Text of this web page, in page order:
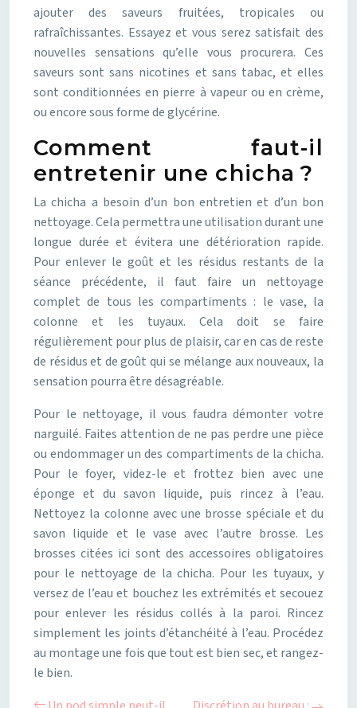
ajouter des saveurs fruitées, tropicales ou
rafraîchissantes. Essayez et vous serez satisfait des
nouvelles sensations qu’elle vous procurera. Ces
saveurs sont sans nicotines et sans tabac, et elles
sont conditionnées en pierre à vapeur ou en crème,
ou encore sous forme de glycérine.
Comment faut-il
entretenir une chicha ?
La chicha a besoin d’un bon entretien et d’un bon
nettoyage. Cela permettra une utilisation durant une
longue durée et évitera une détérioration rapide.
Pour enlever le goût et les résidus restants de la
séance précédente, il faut faire un nettoyage
complet de tous les compartiments : le vase, la
colonne et les tuyaux. Cela doit se faire
régulièrement pour plus de plaisir, car en cas de reste
de résidus et de goût qui se mélange aux nouveaux, la
sensation pourra être désagréable.
Pour le nettoyage, il vous faudra démonter votre
narguilé. Faites attention de ne pas perdre une pièce
ou endommager un des compartiments de la chicha.
Pour le foyer, videz-le et frottez bien avec une
éponge et du savon liquide, puis rincez à l’eau.
Nettoyez la colonne avec une brosse spéciale et du
savon liquide et le vase avec l’autre brosse. Les
brosses citées ici sont des accessoires obligatoires
pour le nettoyage de la chicha. Pour les tuyaux, y
versez de l’eau et bouchez les extrémités et secouez
pour enlever les résidus collés à la paroi. Rincez
simplement les joints d’étanchéité à l’eau. Procédez
au montage une fois que tout est bien sec, et rangez-
le bien.